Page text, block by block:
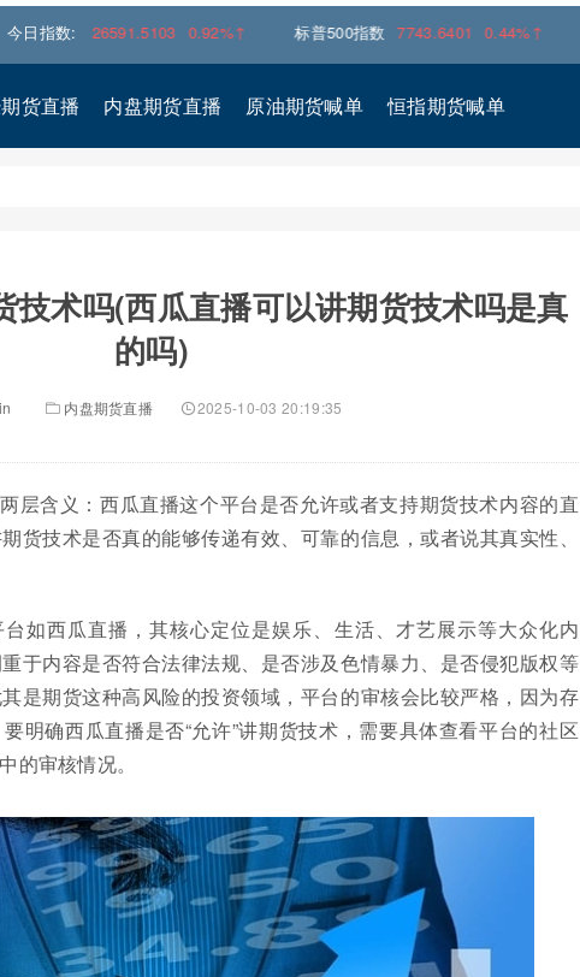
今日指数:
26591.5103 0.92%↑ 标普500指数 7743.6401 0.44%↑
货直播 内盘期货直播 原油期货喊单 恒指期货喊单
技术吗(西瓜直播可以讲期货技术吗是真
的吗)
内盘期货直播 2025-10-03 20:19:35
层含义：西瓜直播这个平台是否允许或者支持期货技术内容的直
货技术是否真的能够传递有效、可靠的信息，或者说其真实性、
如西瓜直播，其核心定位是娱乐、生活、才艺展示等大众化内
于内容是否符合法律法规、是否涉及色情暴力、是否侵犯版权等
是期货这种高风险的投资领域，平台的审核会比较严格，因为存
明确西瓜直播是否“允许”讲期货技术，需要具体查看平台的社区
的审核情况。